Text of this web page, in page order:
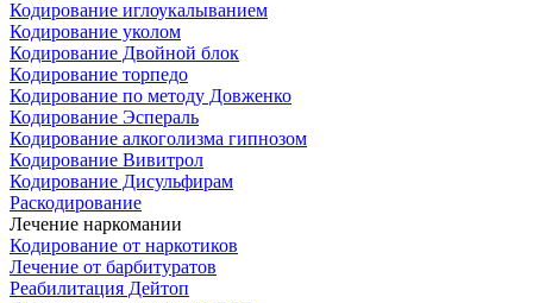
Кодирование иглоукалыванием
Кодирование уколом
Кодирование Двойной блок
Кодирование торпедо
Кодирование по методу Довженко
Кодирование Эспераль
Кодирование алкоголизма гипнозом
Кодирование Вивитрол
Кодирование Дисульфирам
Раскодирование
Лечение наркомании
Кодирование от наркотиков
Лечение от барбитуратов
Реабилитация Дейтоп